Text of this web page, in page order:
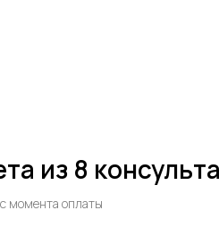
из 8
момента оплаты